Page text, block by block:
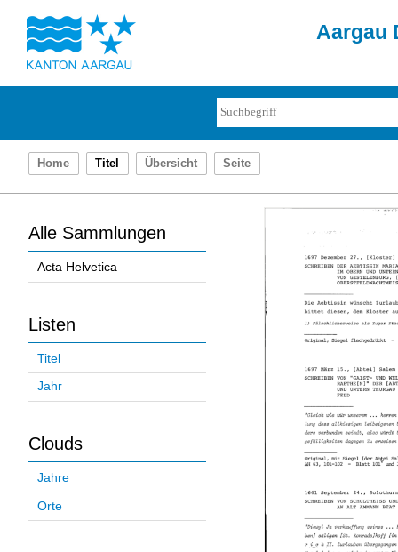
Aargau
Home Titel Übersicht Seite
Alle Sammlungen
Acta Helvetica
Listen
Titel
Jahr
Clouds
Jahre
Orte